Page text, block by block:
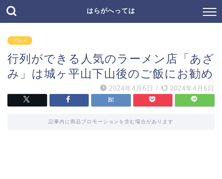
はらがへっては
グルメ
行列ができる人気のラーメン店「あざ
み」は城ヶ平山下山後のご飯にお勧め
2024年4月6日 / 2024年4月6日
記事内に商品プロモーションを含む場合があります